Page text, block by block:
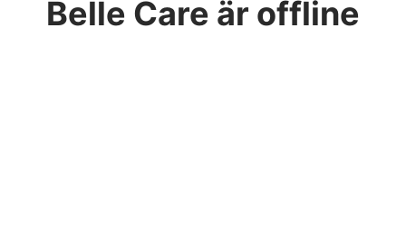
Belle Care är offline